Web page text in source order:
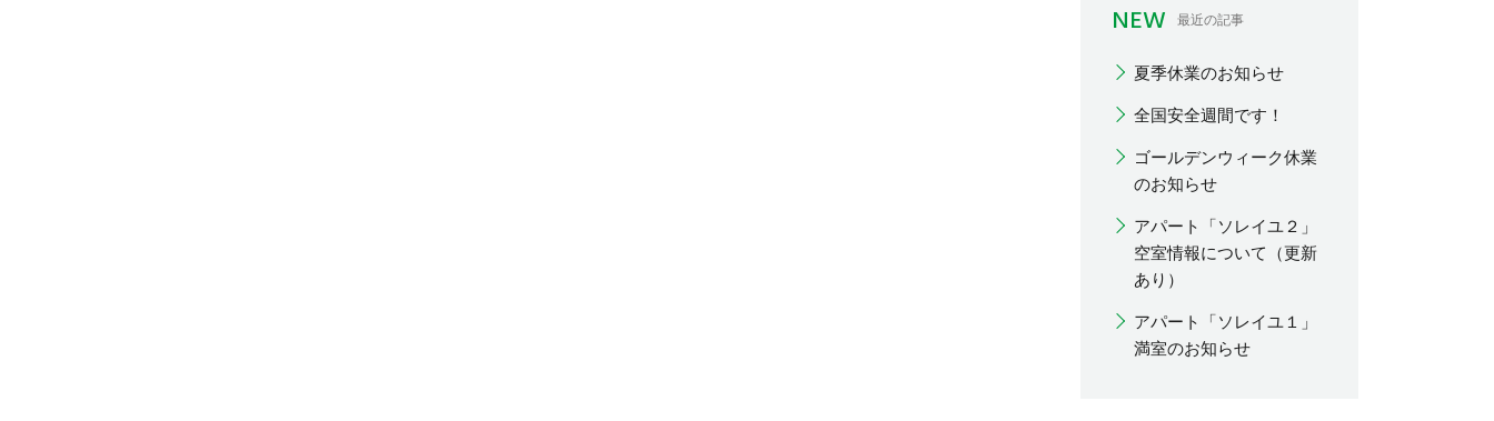
NEW 最近の記事
夏季休業のお知らせ
全国安全週間です！
ゴールデンウィーク休業
のお知らせ
アパート「ソレイユ２」
空室情報について（更新
あり）
アパート「ソレイユ１」
満室のお知らせ